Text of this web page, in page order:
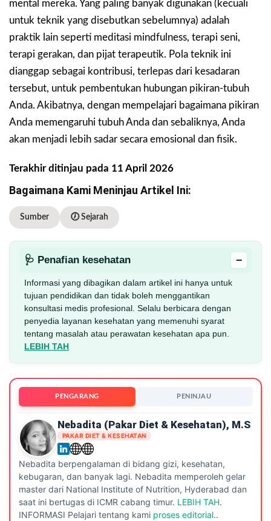
mental mereka. Yang paling banyak digunakan (kecuali
untuk teknik yang disebutkan sebelumnya) adalah
praktik lain seperti meditasi mindfulness, terapi seni,
terapi gerakan, dan pijat terapeutik. Pola teknik ini
dianggap sebagai kontribusi, terlepas dari kesadaran
tersebut, untuk pembentukan hubungan pikiran-tubuh
Anda. Akibatnya, dengan mempelajari bagaimana pikiran
Anda memengaruhi tubuh Anda dan sebaliknya, Anda
akan menjadi lebih sadar secara emosional dan fisik.
Terakhir ditinjau pada 11 April 2026
Bagaimana Kami Meninjau Artikel Ini:
Sumber 🕖 Sejarah
🩺 Penafian kesehatan −
Informasi yang dibagikan dalam artikel ini hanya untuk
tujuan pendidikan dan tidak boleh menggantikan
konsultasi medis profesional. Selalu berbicara dengan
penyedia layanan kesehatan yang memenuhi syarat
tentang masalah atau perawatan kesehatan apa pun.
LEBIH TAH
PENGARANG PENINJAU
Nebadita (Pakar Diet & Kesehatan), M.S
PAKAR DIET & KESEHATAN
Nebadita berpengalaman di bidang gizi, kesehatan,
kebugaran, dan banyak lagi. Nebadita memperoleh gelar
master dari National Institute of Nutrition, Hyderabad dan
saat ini bertugas di ICMR cabang timur. LEBIH TAH.
INFORMASI Pelajari tentang kami proses editorial..